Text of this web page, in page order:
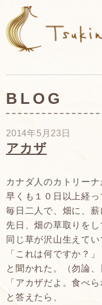
BLOG
2014年5月23日
アカザ
カナダ人のカトリーナ
早くも１０日以上経っ
毎日二人で、畑に、薪
先日、畑の草取りをし
同じ草が沢山生えてい
「これは何ですか？」
と聞かれた。（勿論、
「アカザだよ。食べら
と答えたら、